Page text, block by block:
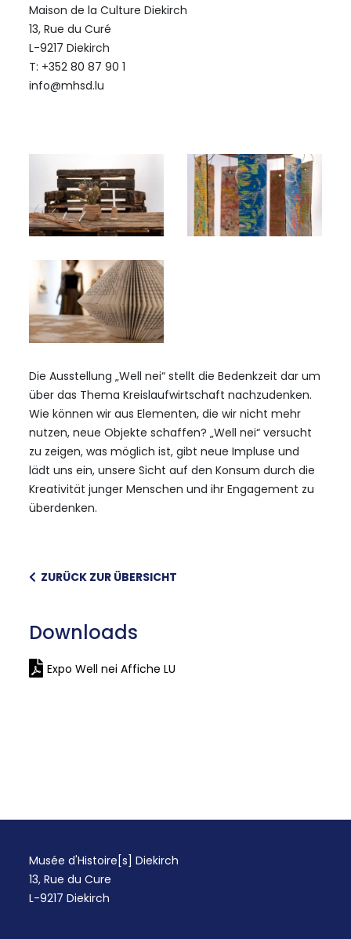
Maison de la Culture Diekirch
13, Rue du Curé
L-9217 Diekirch
T: +352 80 87 90 1
info@mhsd.lu
Die Ausstellung „Well nei“ stellt die Bedenkzeit dar um
über das Thema Kreislaufwirtschaft nachzudenken.
Wie können wir aus Elementen, die wir nicht mehr
nutzen, neue Objekte schaffen? „Well nei“ versucht
zu zeigen, was möglich ist, gibt neue Impluse und
lädt uns ein, unsere Sicht auf den Konsum durch die
Kreativität junger Menschen und ihr Engagement zu
überdenken.
ZURÜCK ZUR ÜBERSICHT
Downloads
Expo Well nei Affiche LU
Musée d'Histoire[s] Diekirch
13, Rue du Cure
L-9217 Diekirch